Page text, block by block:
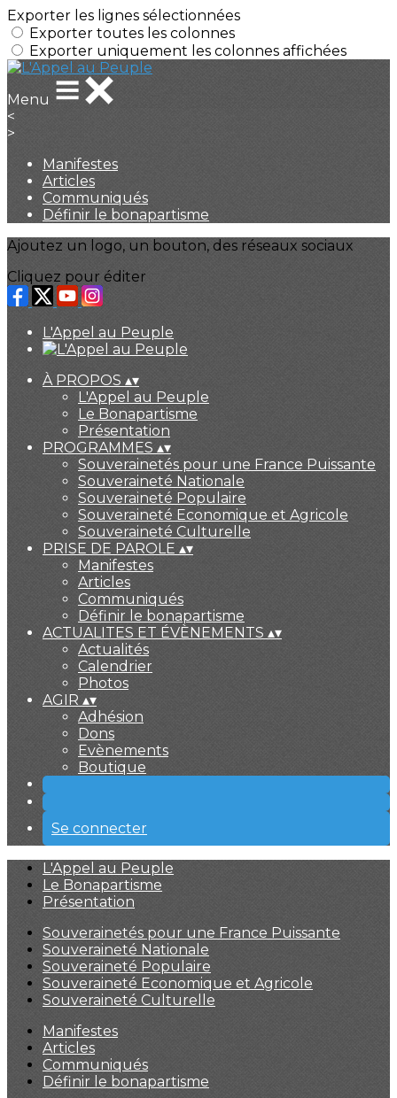
Exporter les lignes sélectionnées
Exporter toutes les colonnes
Exporter uniquement les colonnes affichées
Menu
<
>
Manifestes
Articles
Communiqués
Définir le bonapartisme
Ajoutez un logo, un bouton, des réseaux sociaux
Cliquez pour éditer
L'Appel au Peuple
À PROPOS ▴▾
L'Appel au Peuple
Le Bonapartisme
Présentation
PROGRAMMES ▴▾
Souverainetés pour une France Puissante
Souveraineté Nationale
Souveraineté Populaire
Souveraineté Economique et Agricole
Souveraineté Culturelle
PRISE DE PAROLE ▴▾
Manifestes
Articles
Communiqués
Définir le bonapartisme
ACTUALITES ET ÉVÈNEMENTS ▴▾
Actualités
Calendrier
Photos
AGIR ▴▾
Adhésion
Dons
Evènements
Boutique
Se connecter
L'Appel au Peuple
Le Bonapartisme
Présentation
Souverainetés pour une France Puissante
Souveraineté Nationale
Souveraineté Populaire
Souveraineté Economique et Agricole
Souveraineté Culturelle
Manifestes
Articles
Communiqués
Définir le bonapartisme